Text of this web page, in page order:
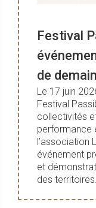
Festival
de demain
Le 17 juin
Festival
collectivités
performance
l’association
événement
et
des territoires.